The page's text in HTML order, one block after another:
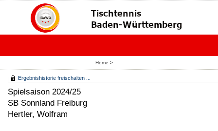
Home >
Ergebnishistorie freischalten ...
Spielsaison 2024/25
SB Sonnland Freiburg
Hertler, Wolfram